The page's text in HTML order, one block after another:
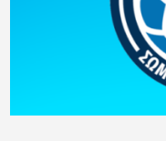
ΑΡΧΕΙΟ